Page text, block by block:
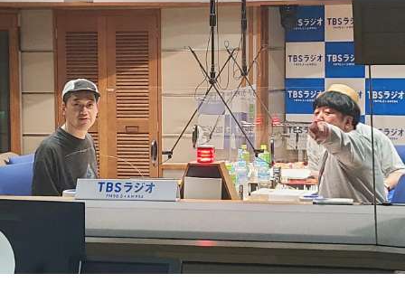
お知らせ
イベント・グッズ
YouTube
会社情報